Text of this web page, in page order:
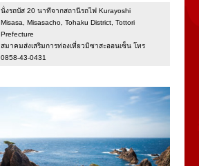
นั่งรถบัส 20 นาทีจากสถานีรถไฟ Kurayoshi
Misasa, Misasacho, Tohaku District, Tottori
Prefecture
สมาคมส่งเสริมการท่องเที่ยวมิซาสะออนเซ็น โทร
0858-43-0431